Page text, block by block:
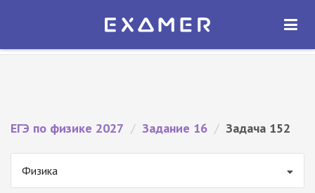
Экзамер — ЕГЭ 2027
ОТКРЫТЬ
ЕГЭ по физике 2027 / Задание 16 / Задача 152
Физика